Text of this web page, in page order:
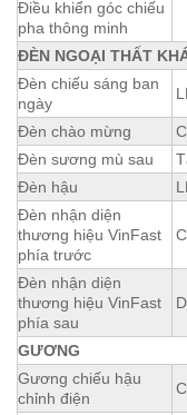
Điều khiển góc chiếu
pha thông minh
ĐÈN NGOẠI THẤT
Đèn chiếu sáng ban
ngày
Đèn chào mừng
Đèn sương mù sau
Đèn hậu
Đèn nhận diện
thương hiệu VinFast
phía trước
Đèn nhận diện
thương hiệu VinFast
phía sau
GƯƠNG
Gương chiếu hậu
chỉnh điện